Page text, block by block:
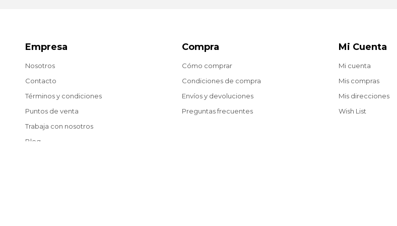
Empresa
Nosotros
Contacto
Términos y condiciones
Puntos de venta
Trabaja con nosotros
Blog
Compra
Cómo comprar
Condiciones de compra
Envíos y devoluciones
Preguntas frecuentes
Mi Cuenta
Mi cuenta
Mis compras
Mis direcciones
Wish List